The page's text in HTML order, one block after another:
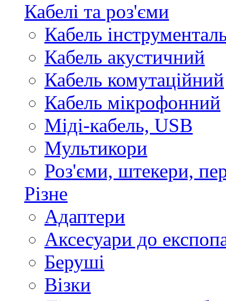
Кабелі та роз'єми
Кабель
Кабель акустичний
Кабель комутаційний
Кабель мікрофонний
Міді-кабель, USB
Мультикори
Роз'єми, штекери,
Різне
Адаптери
Аксесуари до
Беруші
Візки